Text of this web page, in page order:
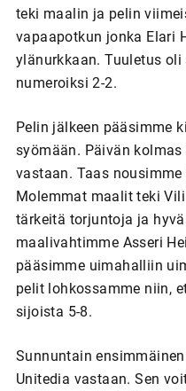
teki maalin ja pelin
vapaapotkun jonka Elari
ylänurkkaan. Tuuletus oli
numeroiksi 2-2.
Pelin jälkeen pääsimme
syömään. Päivän
vastaan. Taas
Molemmat maalit teki
tärkeitä torjuntoja ja
maalivahtimme Asseri
pääsimme uimahalliin
pelit lohkossamme niin,
sijoista 5-8.
Sunnuntain
Unitedia vastaan. Sen